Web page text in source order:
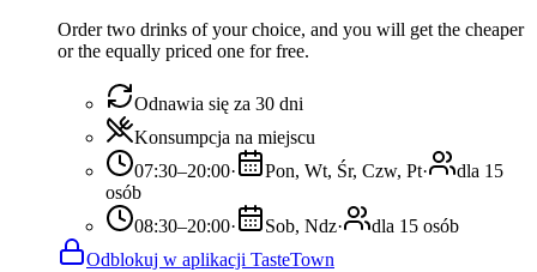
Order two drinks of your choice, and you will get the cheaper
or the equally priced one for free.
Odnawia się za 30 dni
Konsumpcja na miejscu
07:30–20:00· Pon, Wt, Śr, Czw, Pt·
dla 15
osób
08:30–20:00· Sob, Ndz·
dla 15 osób
Odblokuj w aplikacji TasteTown